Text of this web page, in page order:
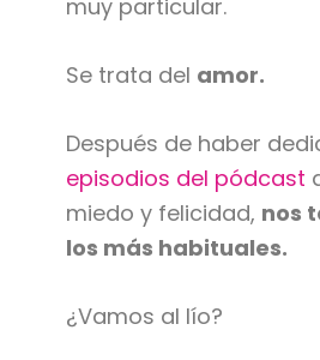
muy particular.
Se trata del amor.
Después de haber
episodios del pódcast
miedo y felicidad, nos
los más habituales.
¿Vamos al lío?